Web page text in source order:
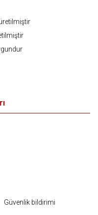
Güvenlik bildirimi